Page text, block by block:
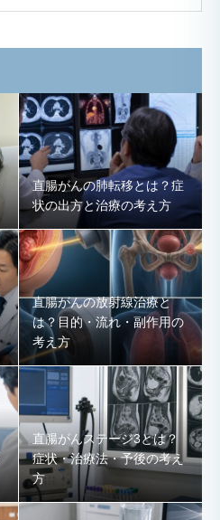
直腸がんの肺転移とは？症
状の出方と治療の考え方
直腸がんの放射線治療と
は？目的・流れ・副作用の
考え方
直腸がんステージ3とは？
症状・治療法・予後の考え
方